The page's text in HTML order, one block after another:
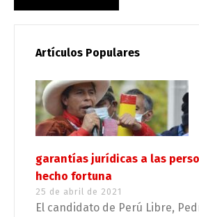
Artículos Populares
garantías jurídicas a las
hecho fortuna
25 de abril de 2021
El candidato de Perú Libre,